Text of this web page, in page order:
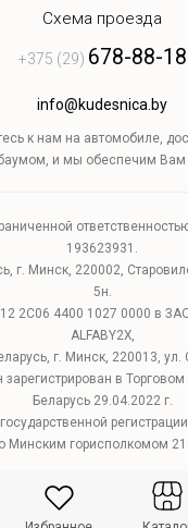
Схема проезда
+375 (29) 678-88-18
info@kudesnica.by
к нам на автомобиле,
и мы обеспечим Вам
193623931.
г. Минск, 220002,
5н.
2C06 4400 1027 0000 в
ALFABY2X,
г. Минск, 220013, ул.
зарегистрирован в
Беларусь 29.04.2022 г.
Минским горисполкомом